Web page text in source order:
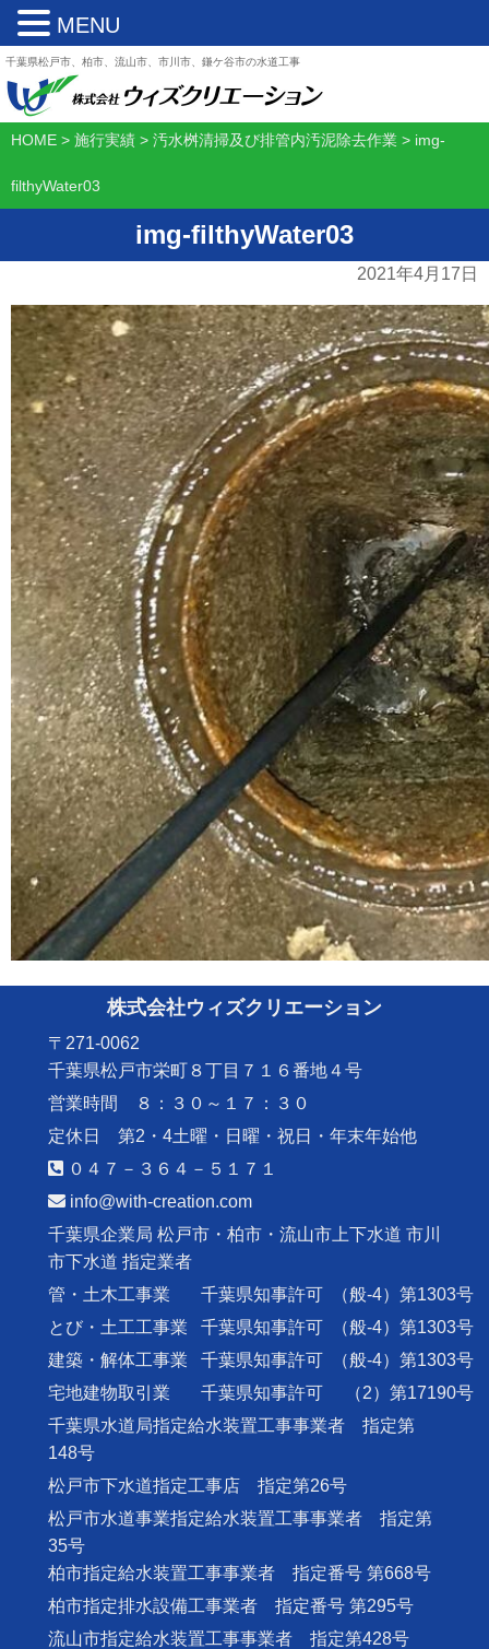
千葉県松戸市、柏市、流山市、市川市、鎌ケ谷市の水道工事
HOME > 施行実績 > 汚水桝清掃及び排管内汚泥除去作業 > img-
filthyWater03
img-filthyWater03
2021年4月17日
MENU
株式会社ウィズクリエーション
〒271-0062
千葉県松戸市栄町８丁目７１６番地４号
営業時間 ８：３０～１７：３０
定休日 第2・4土曜・日曜・祝日・年末年始他
０４７－３６４－５１７１
info@with-creation.com
千葉県企業局 松戸市・柏市・流山市上下水道 市川
市下水道 指定業者
管・土木工事業
千葉県知事許可
（般-4）第1303号
とび・土工工事業
千葉県知事許可
（般-4）第1303号
建築・解体工事業
千葉県知事許可
（般-4）第1303号
宅地建物取引業
千葉県知事許可
（2）第17190号
千葉県水道局指定給水装置工事事業者 指定第
148号
松戸市下水道指定工事店 指定第26号
松戸市水道事業指定給水装置工事事業者 指定第
35号
柏市指定給水装置工事事業者 指定番号 第668号
柏市指定排水設備工事業者 指定番号 第295号
流山市指定給水装置工事事業者 指定第428号